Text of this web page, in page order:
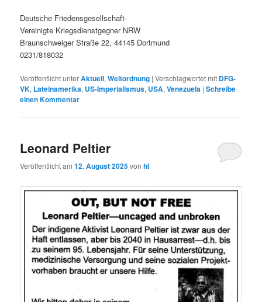
Deutsche Friedensgesellschaft-
Vereinigte Kriegsdienstgegner NRW
Braunschweiger Straße 22, 44145 Dortmund
0231/818032
Veröffentlicht unterAktuell,Weltordnung |Verschlagwortet mit DFG-
VK, Lateinamerika, US-Imperialismus, USA,Venezuela |Schreibe
einen Kommentar
Leonard Peltier
Veröffentlicht am12. August 2025vonhl